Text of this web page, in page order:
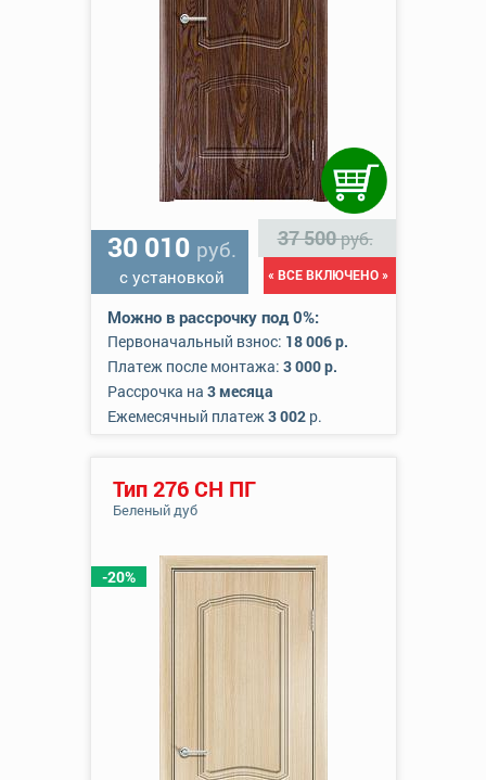
30 010 руб.
с установкой
37 500руб.
« ВСЕ ВКЛЮЧЕНО »
Можно в рассрочку под 0%:
Первоначальный взнос: 18 006 р.
Платеж после монтажа: 3 000 р.
Рассрочка на 3 месяца
Ежемесячный платеж3 002р.
-20%
Тип 276 СН ПГ
Беленый дуб